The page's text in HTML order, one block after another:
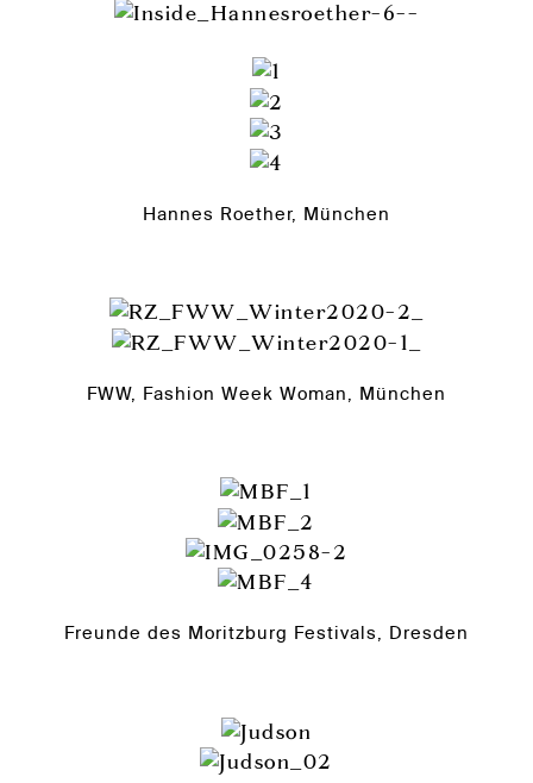
Hannes Roether, München
FWW, Fashion Week Woman, München
Freunde des Moritzburg Festivals, Dresden